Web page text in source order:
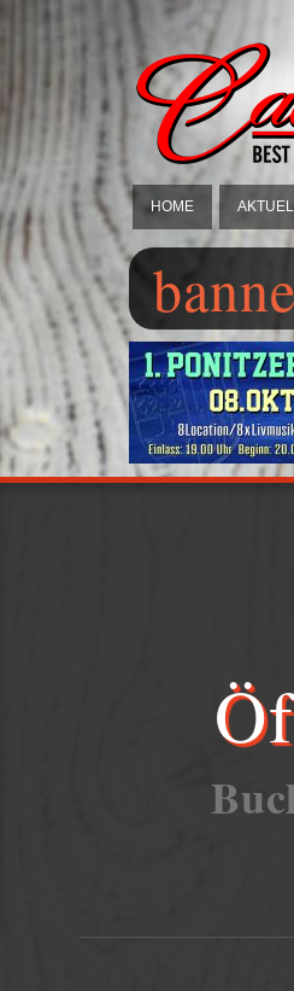
HOME